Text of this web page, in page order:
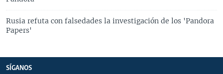
Rusia refuta con falsedades la investigación de los 'Pandora
Papers'
SÍGANOS